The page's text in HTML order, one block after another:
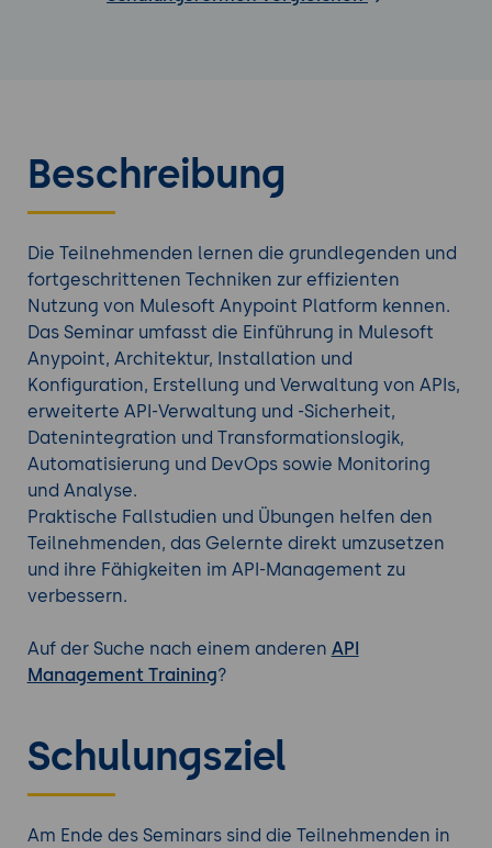
Beschreibung
Die Teilnehmenden lernen die grundlegenden und
fortgeschrittenen Techniken zur effizienten
Nutzung von Mulesoft Anypoint Platform kennen.
Das Seminar umfasst die Einführung in Mulesoft
Anypoint, Architektur, Installation und
Konfiguration, Erstellung und Verwaltung von APIs,
erweiterte API-Verwaltung und -Sicherheit,
Datenintegration und Transformationslogik,
Automatisierung und DevOps sowie Monitoring
und Analyse.
Praktische Fallstudien und Übungen helfen den
Teilnehmenden, das Gelernte direkt umzusetzen
und ihre Fähigkeiten im API-Management zu
verbessern.
Auf der Suche nach einem anderen API
Management Training?
Schulungsziel
Am Ende des Seminars sind die Teilnehmenden in